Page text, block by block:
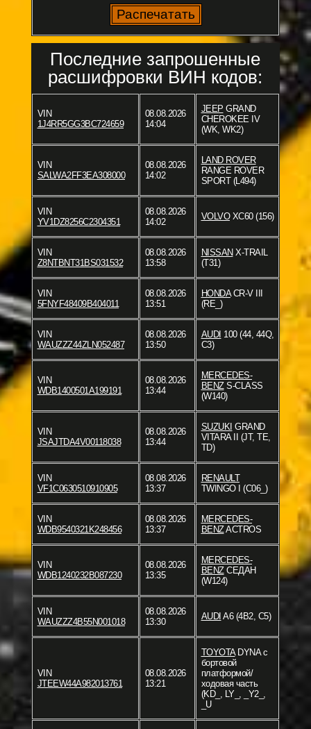
Последние запрошенные
расшифровки ВИН кодов:
VIN
1J4RR5GG3BC724659
08.08.2026
14:04
JEEP GRAND
CHEROKEE IV
(WK, WK2)
VIN
SALWA2FF3EA308000
08.08.2026
14:02
LAND ROVER
RANGE ROVER
SPORT (L494)
VIN
YV1DZ8256C2304351
08.08.2026
14:02
VOLVOXC60 (156)
VIN
Z8NTBNT31BS031532
08.08.2026
13:58
NISSAN X-TRAIL
(T31)
VIN
5FNYF48409B404011
08.08.2026
13:51
HONDACR-V III
(RE_)
VIN
WAUZZZ44ZLN052487
08.08.2026
13:50
AUDI 100 (44, 44Q,
C3)
VIN
WDB1400501A199191
08.08.2026
13:44
MERCEDES-
BENZS-CLASS
(W140)
VIN
JSAJTDA4V00118038
08.08.2026
13:44
SUZUKI GRAND
VITARA II (JT, TE,
TD)
VIN
VF1C0630510910905
08.08.2026
13:37
RENAULT
TWINGO I (C06_)
VIN
WDB9540321K248456
08.08.2026
13:37
MERCEDES-
BENZACTROS
VIN
WDB1240232B087230
08.08.2026
13:35
MERCEDES-
BENZСЕДАН
(W124)
VIN
WAUZZZ4B55N001018
08.08.2026
13:30
AUDI A6 (4B2, C5)
VIN
JTEEW44A982013761
08.08.2026
13:21
TOYOTADYNA c
бортовой
платформой/
ходовая часть
(KD_, LY_, _Y2_,
_U